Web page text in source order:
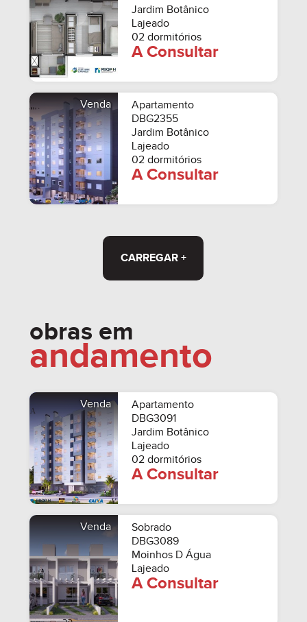
Jardim Botânico
Lajeado
02 dormitórios
A Consultar
Venda
Apartamento
DBG2355
Jardim Botânico
Lajeado
02 dormitórios
A Consultar
CARREGAR +
obras em
andamento
Venda
Apartamento
DBG3091
Jardim Botânico
Lajeado
02 dormitórios
A Consultar
Venda
Sobrado
DBG3089
Moinhos D Água
Lajeado
A Consultar